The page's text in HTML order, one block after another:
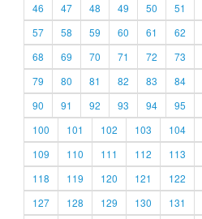
46
47 48 49 50 51
57
58 59 60 61 62
68
69 70 71 72 73
79
80 81 82 83 84
90
91 92 93 94 95
100
101 102 103 104
109
110 111 112 113
118
119 120 121 122
127
128 129 130 131